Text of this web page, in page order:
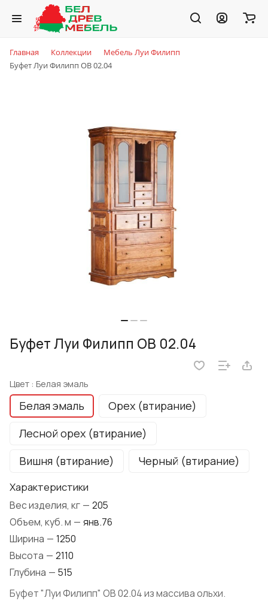
Главная Коллекции
Мебель Луи Филипп
Буфет Луи Филипп ОВ 02.04
Буфет Луи Филипп ОВ 02.04
Цвет : Белая эмаль
Белая эмаль
Орех (втирание)
Лесной орех (втирание)
Вишня (втирание)
Черный (втирание)
Характеристики
Вес изделия, кг — 205
Объем, куб. м — янв.76
Ширина — 1250
Высота — 2110
Глубина — 515
Буфет "Луи Филипп" ОВ 02.04 из массива ольхи.